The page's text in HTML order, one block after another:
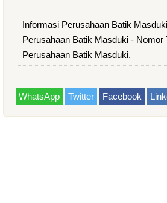
Informasi Perusahaan Batik
Perusahaan Batik Masduki - Nomor
Perusahaan Batik Masduki.
WhatsApp Twitter Facebook